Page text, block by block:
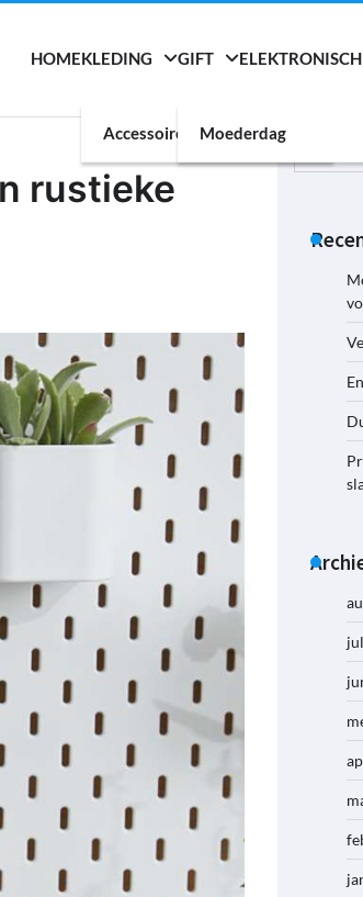
HOMEKLEDING
Accessoires
GIFT
Moederdag
rustieke
naar: